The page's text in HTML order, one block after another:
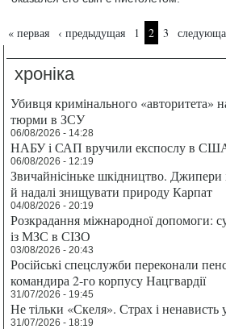
Страницы
« первая ‹ предыдущая 1 2 3
хроніка
Убивця кримінального «авторитета»
тюрми в ЗСУ
06/08/2026 - 14:28
НАБУ і САП вручили експослу в США
06/08/2026 - 12:19
Звичайнісіньке шкідництво. Джипери
й надалі знищувати природу Карпат
04/08/2026 - 20:19
Розкрадання міжнародної допомоги:
із МЗС в СІЗО
03/08/2026 - 20:43
Російські спецслужби переконали
командира 2-го корпусу Нацгвардії
31/07/2026 - 19:45
Не тільки «Скеля». Страх і
31/07/2026 - 18:19